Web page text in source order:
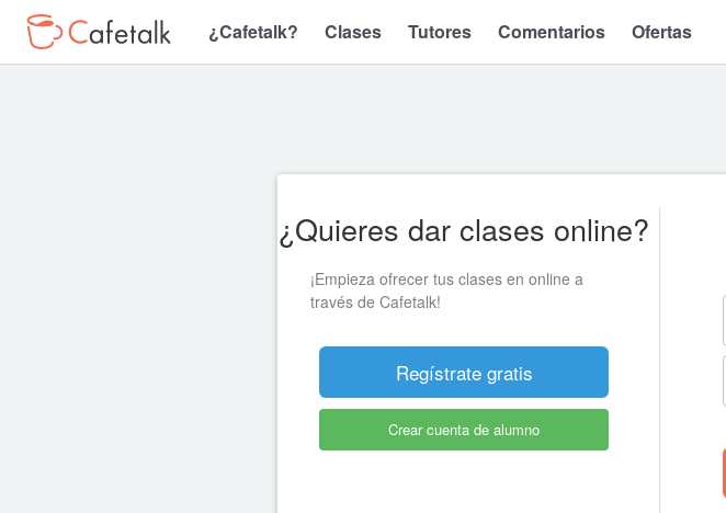
¿Cafetalk? Clases Tutores Comentarios Ofertas
¿Quieres dar clases online?
¡Empieza ofrecer tus clases en online a
través de Cafetalk!
Regístrate gratis
Crear cuenta de alumno